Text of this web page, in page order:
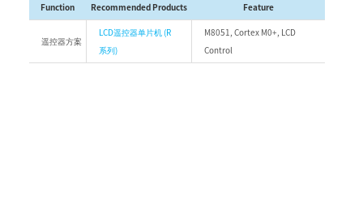
Function Recommended Products Feature
遥控器方案
LCD遥控器单片机 (R
系列)
M8051, Cortex M0+, LCD
Control